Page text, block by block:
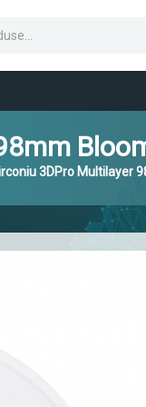
3DPro Multilayer